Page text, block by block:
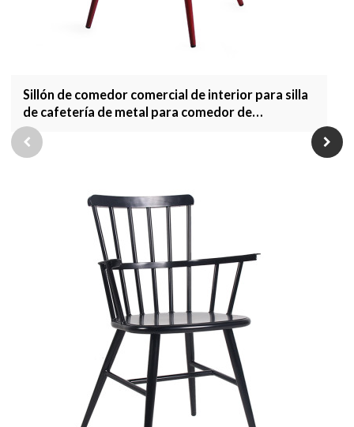
Sillón de comedor comercial de interior para silla
de cafetería de metal para comedor de
restaurante